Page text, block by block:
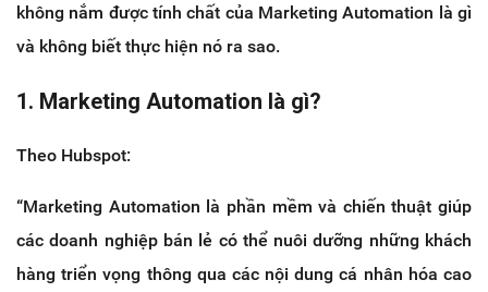
không nắm được tính chất của Marketing Automation là gì
và không biết thực hiện nó ra sao.
1. Marketing Automation là gì?
Theo Hubspot:
“Marketing Automation là phần mềm và chiến thuật giúp
các doanh nghiệp bán lẻ có thể nuôi dưỡng những khách
hàng triển vọng thông qua các nội dung cá nhân hóa cao